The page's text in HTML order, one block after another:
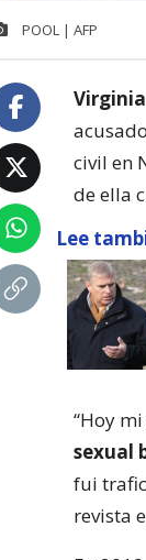
POOL | AFP
civil en
de ella
Lee
“Hoy
sexual
fui
revista